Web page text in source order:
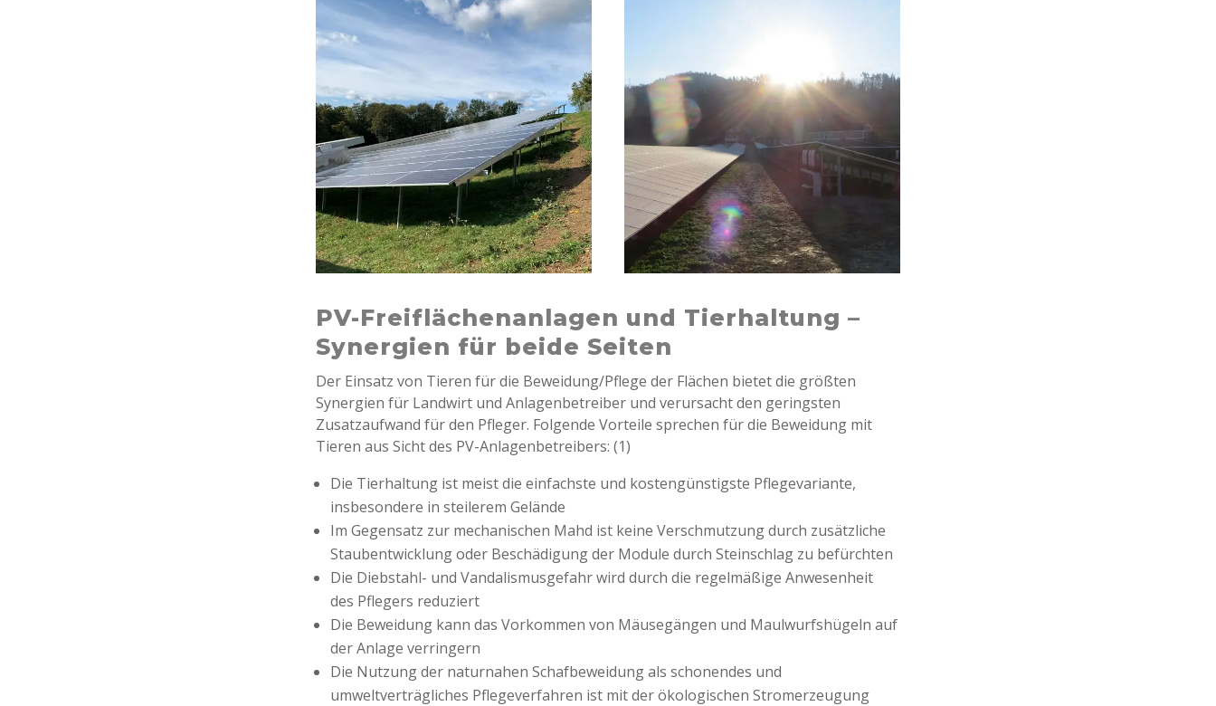
PV-Freiflächenanlagen und Tierhaltung –
Synergien für beide Seiten
Der Einsatz von Tieren für die Beweidung/Pflege der Flächen bietet die größten
Synergien für Landwirt und Anlagenbetreiber und verursacht den geringsten
Zusatzaufwand für den Pfleger. Folgende Vorteile sprechen für die Beweidung mit
Tieren aus Sicht des PV-Anlagenbetreibers:(1)
Die Tierhaltung ist meist die einfachste und kostengünstigste Pflegevariante,
insbesondere in steilerem Gelände
Im Gegensatz zur mechanischen Mahd ist keine Verschmutzung durch zusätzliche
Staubentwicklung oder Beschädigung der Module durch Steinschlag zu befürchten
Die Diebstahl- und Vandalismusgefahr wird durch die regelmäßige Anwesenheit
des Pflegers reduziert
Die Beweidung kann das Vorkommen von Mäusegängen und Maulwurfshügeln auf
der Anlage verringern
Die Nutzung der naturnahen Schafbeweidung als schonendes und
umweltverträgliches Pflegeverfahren ist mit der ökologischen Stromerzeugung